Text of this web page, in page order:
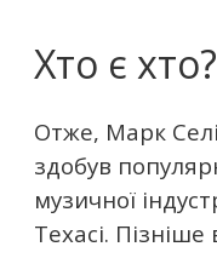
Хто є хто?
Отже, Марк
здобув
музичної
Техасі.